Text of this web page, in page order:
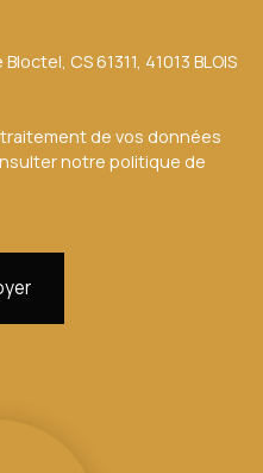
CS 61311, 41013 BLOIS
de vos données
notre politique de